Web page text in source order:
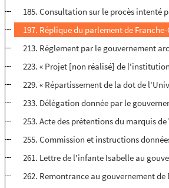
185. Consultation sur le procès intenté
197. Réplique du parlement de
213. Règlement par le gouvernement
223. « Projet [non réalisé] de
229. « Répartissement de la dot de
233. Délégation donnée par le
253. Acte des prétentions du marquis
255. Commission et instructions
261. Lettre de l'infante Isabelle au
262. Remontrance au gouvernement